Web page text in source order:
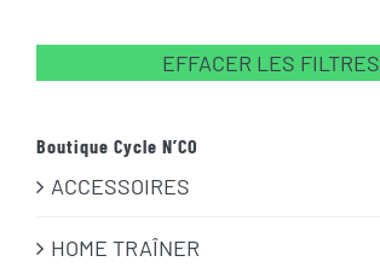
EFFACER LES FILTRES
Boutique Cycle N’CO
ACCESSOIRES
HOME TRAÎNER